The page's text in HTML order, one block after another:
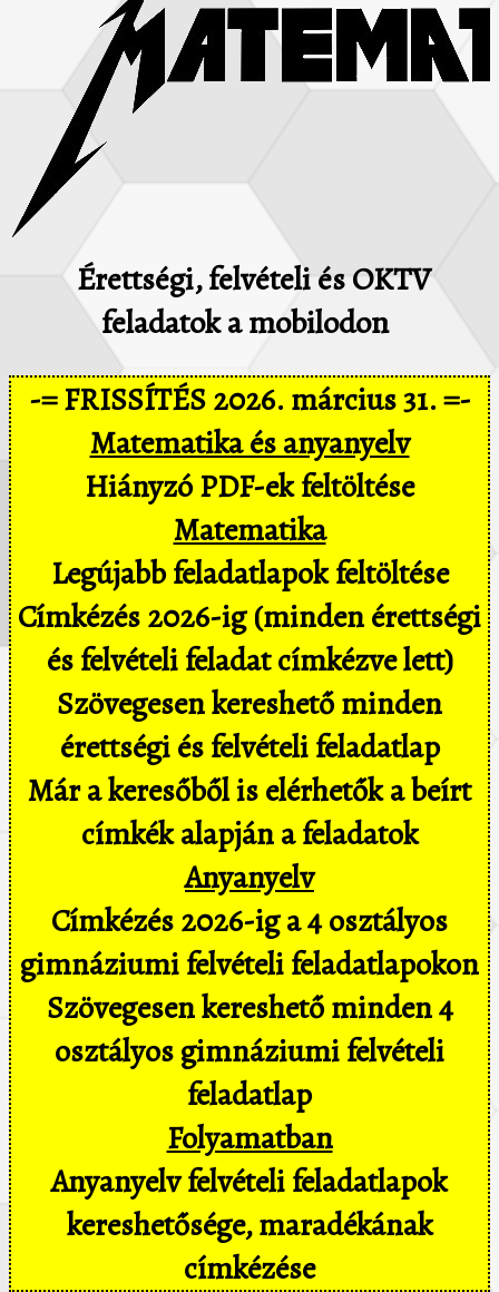
Érettségi, felvételi és OKTV
feladatok a mobilodon
-= FRISSÍTÉS 2026. március 31. =-
Matematika és anyanyelv
Hiányzó PDF-ek feltöltése
Matematika
Legújabb feladatlapok feltöltése
Címkézés 2026-ig (minden érettségi
és felvételi feladat címkézve lett)
Szövegesen kereshető minden
érettségi és felvételi feladatlap
Már a keresőből is elérhetők a beírt
címkék alapján a feladatok
Anyanyelv
Címkézés 2026-ig a 4 osztályos
gimnáziumi felvételi feladatlapokon
Szövegesen kereshető minden 4
osztályos gimnáziumi felvételi
feladatlap
Folyamatban
Anyanyelv felvételi feladatlapok
kereshetősége, maradékának
címkézése